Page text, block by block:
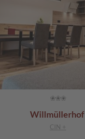
Willmüllerhof
CIN +